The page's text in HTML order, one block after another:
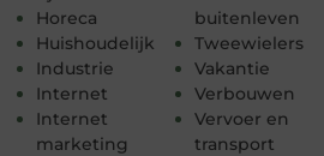
Horeca
Huishoudelijk
Industrie
Internet
Internet
marketing
buitenleven
Tweewielers
Vakantie
Verbouwen
Vervoer en
transport